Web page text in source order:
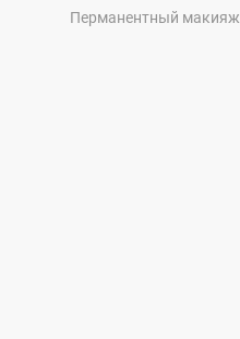
Перманентный макияж